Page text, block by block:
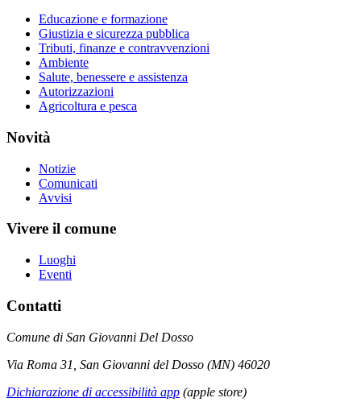
Educazione e formazione
Giustizia e sicurezza pubblica
Tributi, finanze e contravvenzioni
Ambiente
Salute, benessere e assistenza
Autorizzazioni
Agricoltura e pesca
Novità
Notizie
Comunicati
Avvisi
Vivere il comune
Luoghi
Eventi
Contatti
Comune di San Giovanni Del Dosso
Via Roma 31, San Giovanni del Dosso (MN) 46020
Dichiarazione di accessibilità app (apple store)